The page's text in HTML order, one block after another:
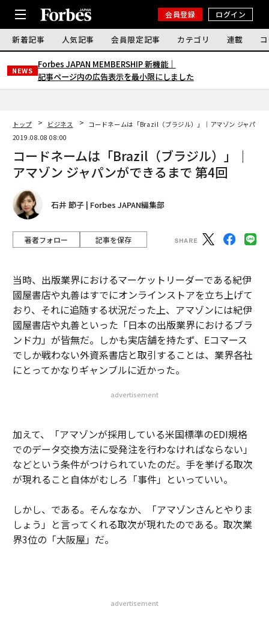
会員登録 ログイン
新着記事 人気記事 会員限定記事 カテゴリ 連載
NEWS
Forbes JAPAN MEMBERSHIP 新機能｜
記事ページ内の広告表示を最小限にしました
トップ ビジネス
コードネームは「Brazil（ブラジル）」｜アマゾン ジャパン
2019.08.08 08:00
コードネームは「Brazil（ブラジル）」｜
アマゾン ジャパンができるまで 第4回
石井 節子 | Forbes JAPAN編集部
著者フォロー 記事を保存
当時、出版業界におけるマーケットリーダーである紀伊
國屋書店や丸善はすでにオンラインストアを立ち上げて
おり、それに追随する状況だった上、アマゾンには紀伊
國屋書店や丸善といった「日本の出版業界におけるブラ
ンド力」が皆無だ。しかも実店舗を持たず、Eコマース
でしか戦わない外資系書店と取引することは、業界各社
にとってかなりギャンブルに近かった。
advertisement
加えて、「アマゾンが採用している米国標準のEDI規格
でのデータ交換方法に受発注を行わなければならない」
などという条件がつけられていたのだ。手を挙げる取次
が現れること自体がむしろ「事件」といっていい。
しかし、である。そんななか、「アマゾンさんとやりま
しょう」と言ってくれる取次が現れたのである。取次業
界3位の「大阪屋」だ。
advertisement